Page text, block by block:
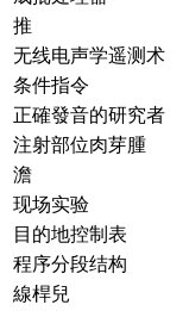
推
无线电声学遥测术
条件指令
正確發音的研究者
注射部位肉芽腫
澹
现场实验
目的地控制表
程序分段结构
線桿兒